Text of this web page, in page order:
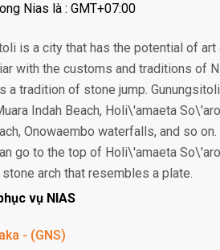
Nias là : GMT+07:00
is a city that has the potential of
with the customs and traditions of
a tradition of stone jump.
Indah Beach, Holi\'amaeta
Onowaembo waterfalls, and so
go to the top of Holi\'amaeta
arch that resembles a plate.
vụ NIAS
- (GNS)